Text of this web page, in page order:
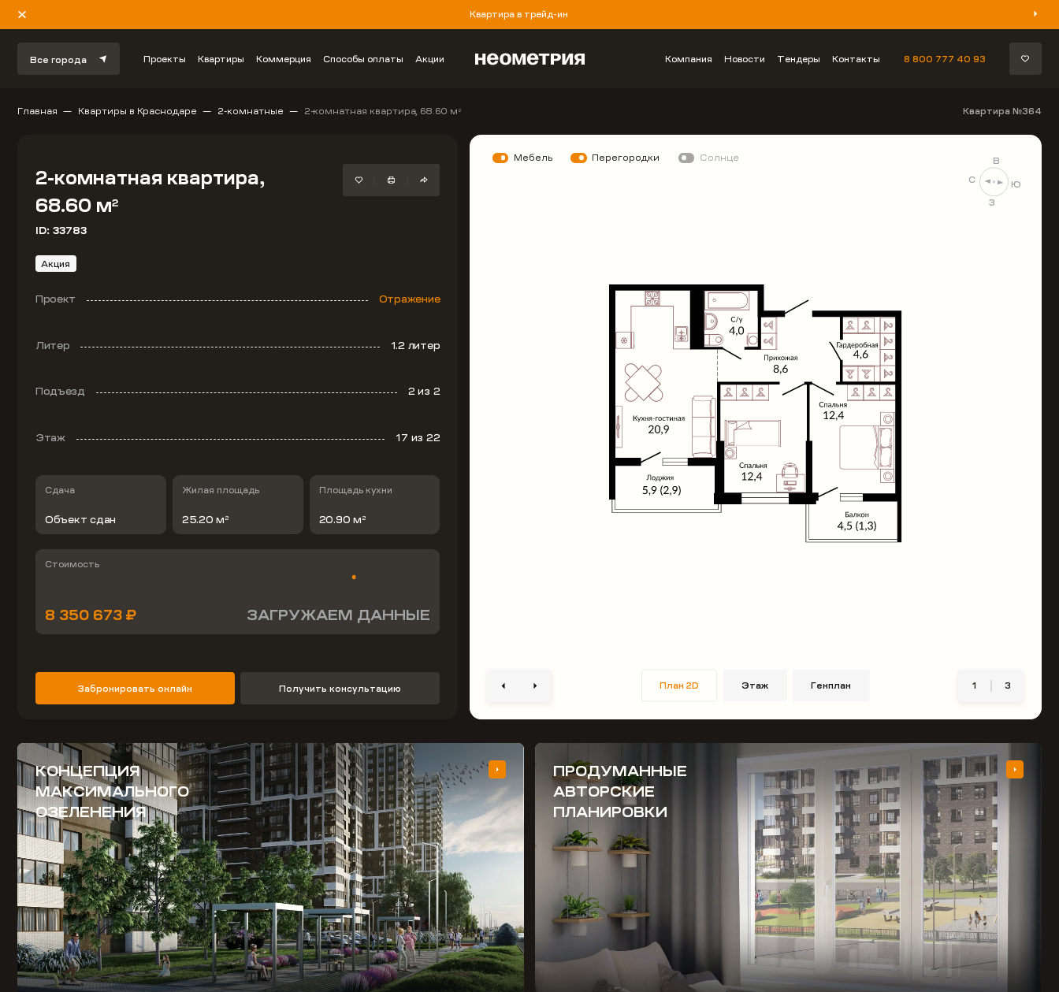
Квартира в трейд-ин
Все города Проекты Квартиры Коммерция Способы оплаты Акции Компания Новости Тендеры Контакты 8 800 777 40 93
Главная Квартиры в Краснодаре 2-комнатные 2-комнатная квартира, 68.60 м 2 Квартира №364
2-комнатная квартира,
68.60 м2
ID: 33783
Акция
Проект Отражение
Литер 1.2 литер
Подъезд 2из 2
Этаж 17 из 22
Сдача
Объект сдан
Жилая площадь
25.20 м 2
Площадь кухни
20.90 м 2
Стоимость
8 350 673 ₽ ЗАГРУЖАЕМ ДАННЫЕ
Забронировать онлайн Получить консультацию
С
В
Ю
З
Мебель Перегородки Солнце
План 2D Этаж Генплан 1 3
КОНЦЕПЦИЯ
МАКСИМАЛЬНОГО
ОЗЕЛЕНЕНИЯ
ПРОДУМАННЫЕ
АВТОРСКИЕ
ПЛАНИРОВКИ